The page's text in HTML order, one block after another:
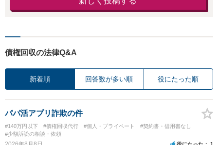
債権回収の法律Q&A
新着順 回答数が多い順 役にたった順
パパ活アプリ詐欺の件
#140万円以下 #債権回収代行 #個人・プライベート
#契約書・借用書なし
#少額訴訟の相談・依頼
役にたった 1